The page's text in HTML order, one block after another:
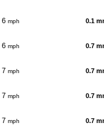
6 mph 0.1
6 mph 0.7
7 mph 0.7
7 mph 0.7
7 mph 0.7